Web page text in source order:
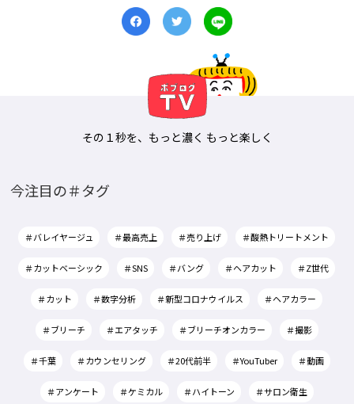
その１秒を、もっと濃く もっと楽しく
今注目の＃タグ
＃バレイヤージュ ＃最高売上 ＃売り上げ ＃酸熱トリートメント
＃カットベーシック ＃SNS ＃バング ＃ヘアカット ＃Z世代
＃カット ＃数字分析 ＃新型コロナウイルス ＃ヘアカラー
＃ブリーチ ＃エアタッチ ＃ブリーチオンカラー ＃撮影
＃千葉 ＃カウンセリング ＃20代前半 ＃YouTuber ＃動画
＃アンケート ＃ケミカル ＃ハイトーン ＃サロン衛生